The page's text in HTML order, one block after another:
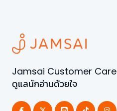
Jamsai Customer Care
ดูแลนักอ่านด้วยใจ